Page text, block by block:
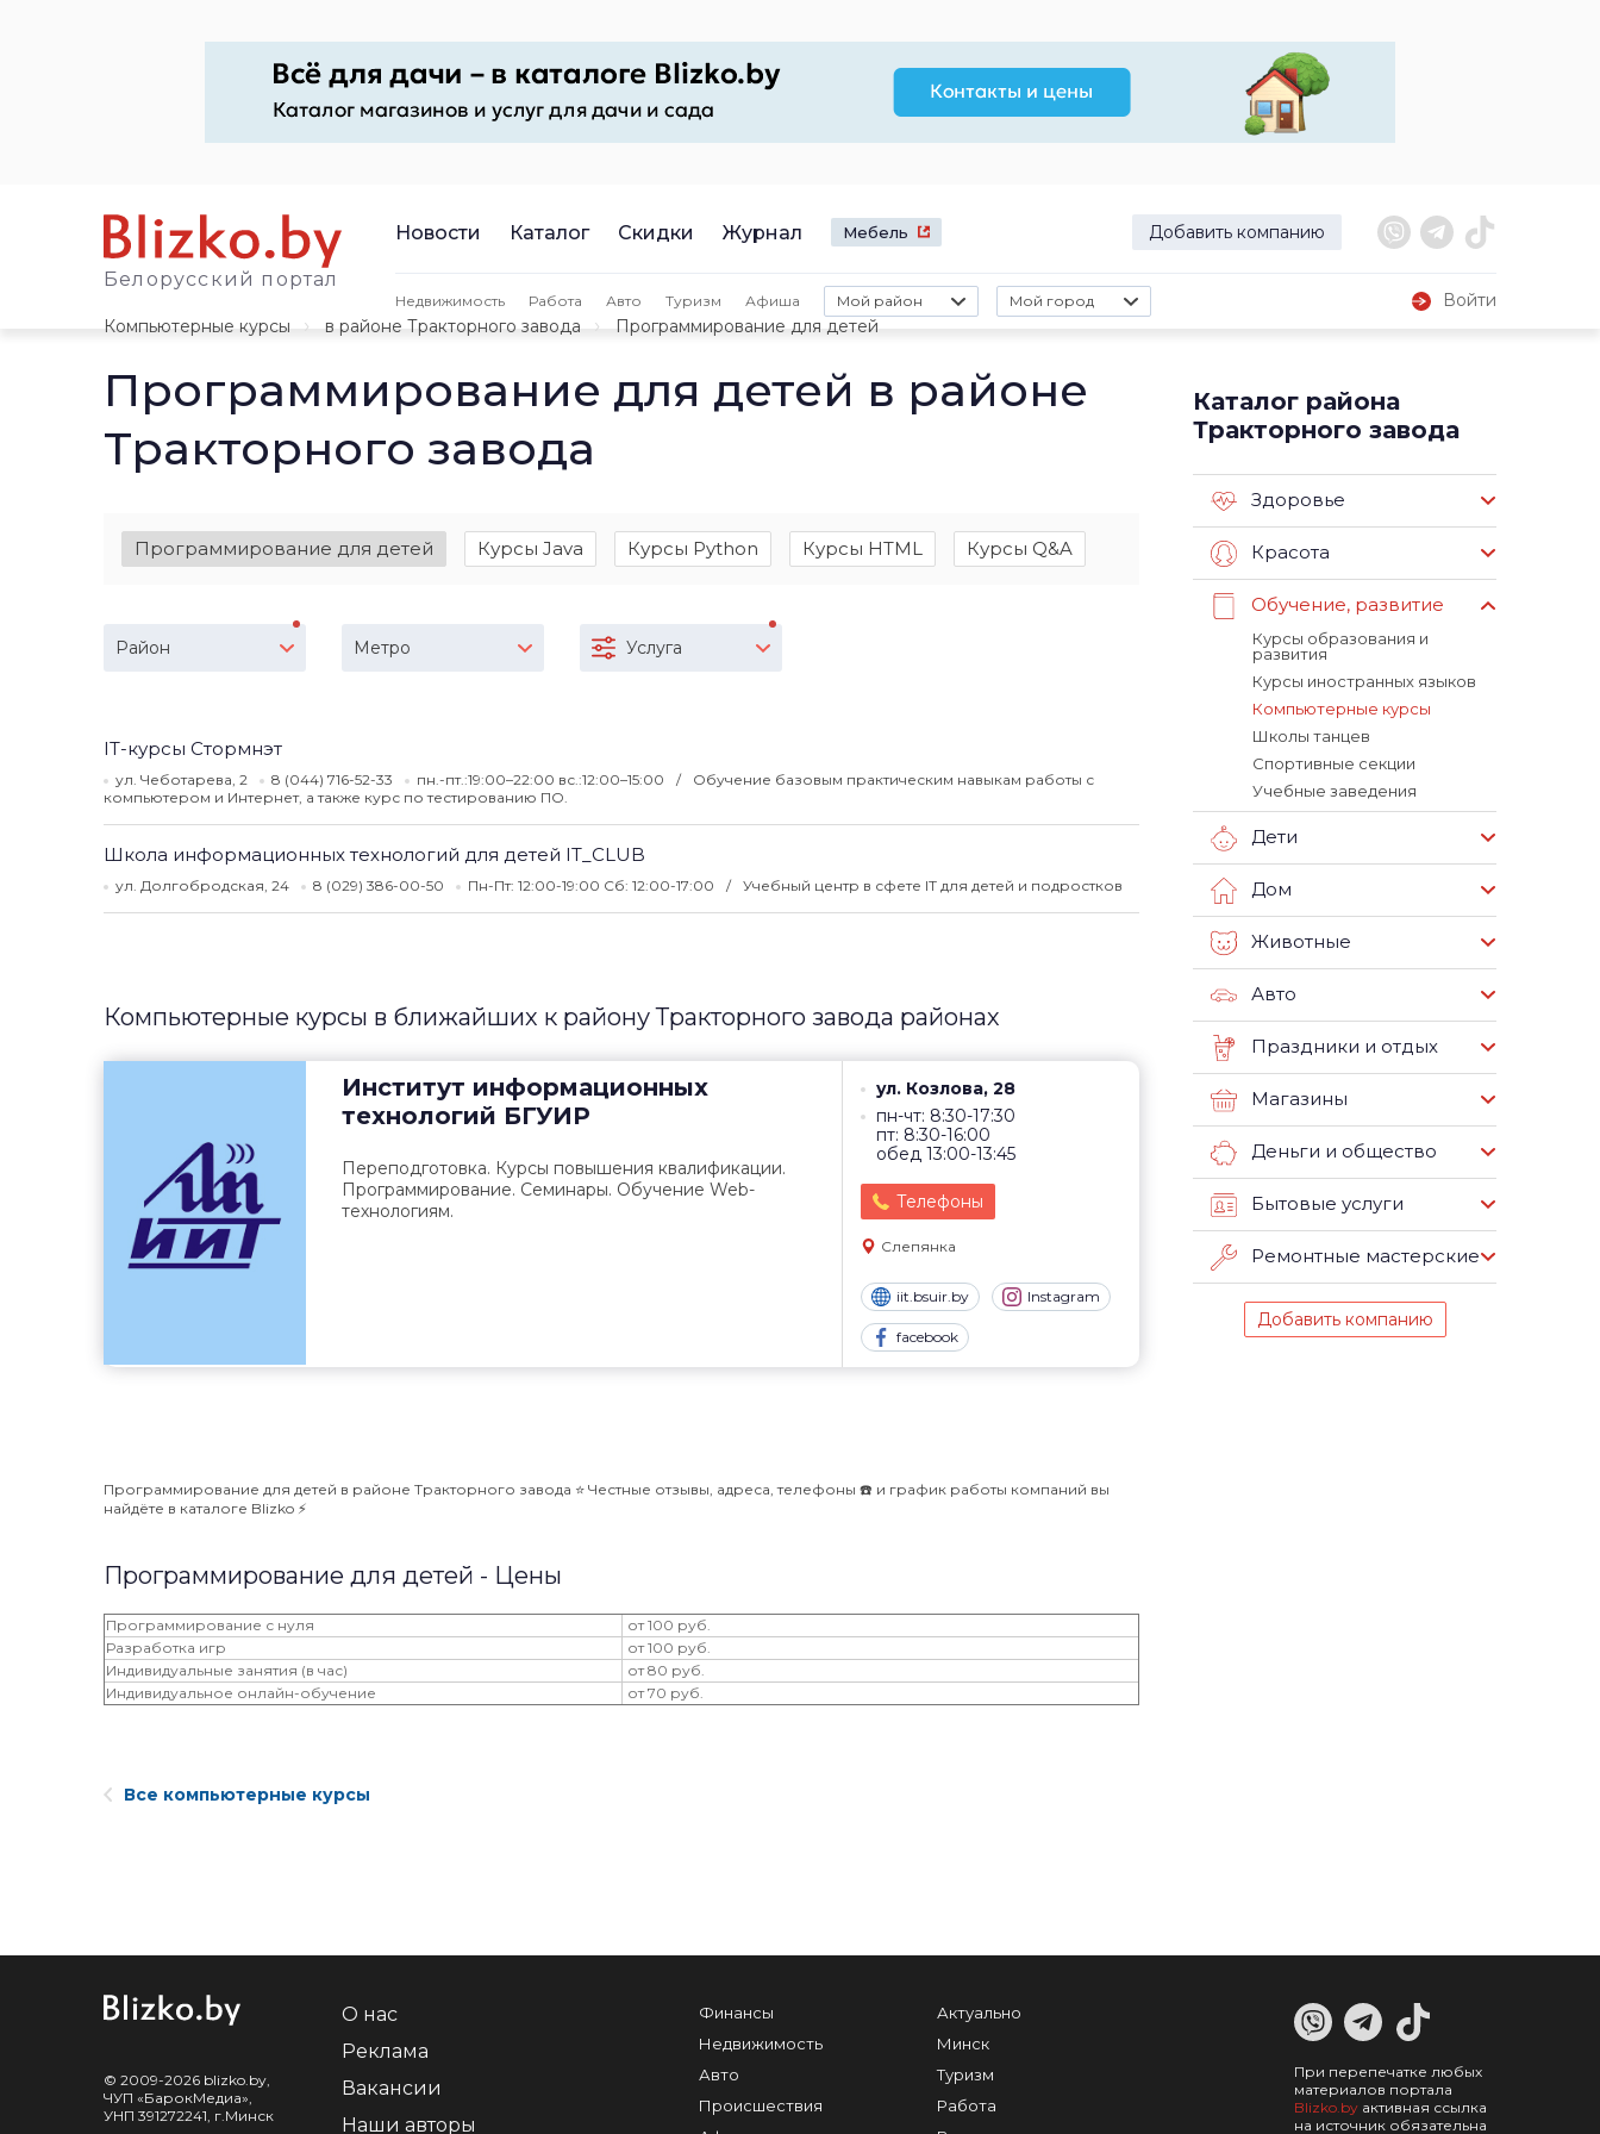
Белорусский портал
Новости Каталог Скидки Журнал Мебель Добавить компанию
Недвижимость Работа Авто Туризм Афиша Мой район Мой город
Войти
Компьютерные курсы
в районе Тракторного завода Программирование для детей
Программирование для детей в районе
Тракторного завода
Программирование для детей Курсы Java Курсы Python Курсы HTML Курсы Q&A
Район Метро Услуга
IT-курсы Стормнэт
ул. Чеботарева, 2 8 (044) 716-52-33 пн.-пт.:19:00–22:00 вс.:12:00–15:00
Обучение базовым практическим навыкам работы с
компьютером и Интернет, а также курс по тестированию ПО.
Школа информационных технологий для детей IT_CLUB
ул. Долгобродская, 24 8 (029) 386-00-50 Пн-Пт: 12:00-19:00 Сб: 12:00-17:00 Учебный центр в сфете IT для детей и подростков
Компьютерные курсы в ближайших к району Тракторного завода районах
Институт информационных
технологий БГУИР
ул. Козлова, 28
пн-чт: 8:30-17:30
пт: 8:30-16:00
обед 13:00-13:45
Телефоны
Слепянка
iit.bsuir.by Instagram
facebook
Переподготовка. Курсы повышения квалификации.
Программирование. Семинары. Обучение Web-
технологиям.
Программирование для детей в районе Тракторного завода ⭐️ Честные отзывы, адреса, телефоны ☎️ и график работы компаний вы
найдёте в каталоге Blizko ⚡️
Программирование для детей - Цены
Программирование с нуля
от 100 руб.
Разработка игр
от 100 руб.
Индивидуальные занятия (в час)
от 80 руб.
Индивидуальное онлайн-обучение
от 70 руб.
Каталог района
Тракторного завода
Здоровье
Красота
Обучение, развитие
Курсы образования и
развития
Курсы иностранных языков
Компьютерные курсы
Школы танцев
Спортивные секции
Учебные заведения
Дети
Дом
Животные
Авто
Праздники и отдых
Магазины
Деньги и общество
Бытовые услуги
Ремонтные мастерские
Добавить компанию
Все компьютерные курсы
© 2009-2026 blizko.by,
ЧУП «БарокМедиа»,
УНП 391272241, г.Минск
О нас
Реклама
Вакансии
Наши авторы
Финансы
Недвижимость
Авто
Происшествия
Актуально
Минск
Туризм
Работа
При перепечатке любых
материалов портала
Blizko.by активная ссылка
на источник обязательна